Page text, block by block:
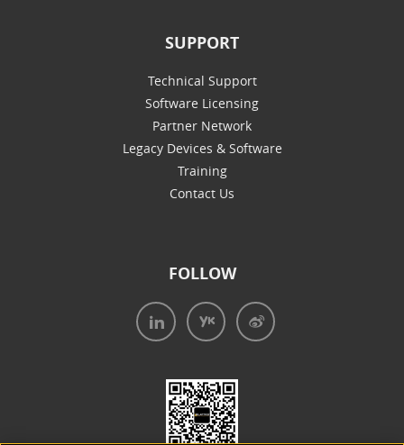
SUPPORT
Technical Support
Software Licensing
Partner Network
Legacy Devices & Software
Training
Contact Us
FOLLOW